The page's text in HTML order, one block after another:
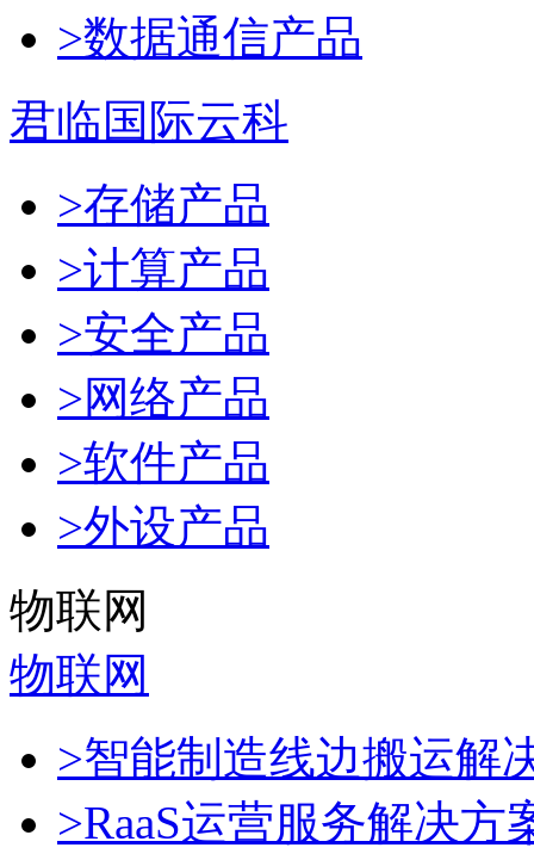
>数据通信产品
君临国际云科
>存储产品
>计算产品
>安全产品
>网络产品
>软件产品
>外设产品
物联网
物联网
>智能制造线边搬运解
>RaaS运营服务解决方